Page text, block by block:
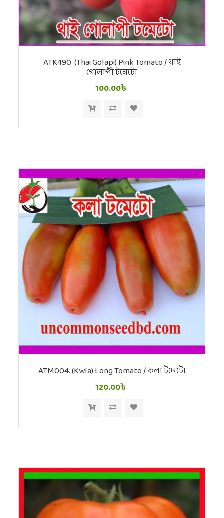
ATK490. (Thai Golapi) Pink Tomato / থাই
গোলাপী টমেটো
100.00৳
ATM004. (Kwla) Long Tomato / কলা টমেটো
120.00৳